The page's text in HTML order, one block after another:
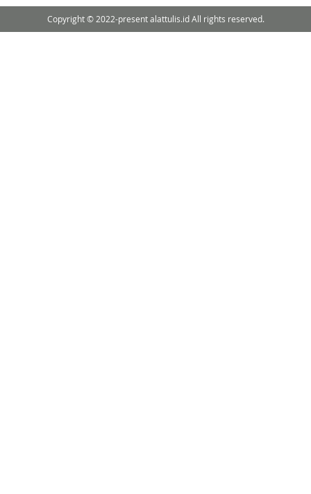
Copyright © 2022-present alattulis.id All rights reserved.